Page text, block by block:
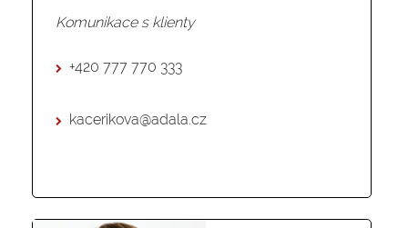
Komunikace s klienty
+420 777 770 333
kacerikova@adala.cz